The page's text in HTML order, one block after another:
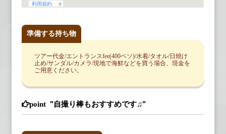
準備する持ち物
ツアー代金/エントランスfee(400ペソ)/水着/タオル/日焼け
止め/サンダル/カメラ/現地で海鮮などを買う場合、現金を
ご用意ください。
"自撮り棒もおすすめです♫"